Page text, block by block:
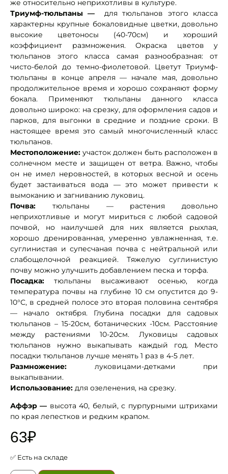
же относительно неприхотливы в культуре.
Триумф-тюльпаны —
для тюльпанов этого класса
характерны крупные бокаловидные цветки, довольно
высокие цветоносы (40-70см) и хороший
коэффициент размножения. Окраска цветов у
тюльпанов этого класса самая разнообразная: от
чисто-белой до темно-фиолетовой. Цветут Триумф-
тюльпаны в конце апреля — начале мая, довольно
продолжительное время и хорошо сохраняют форму
бокала. Применяют тюльпаны данного класса
довольно широко: на срезку, для оформления садов и
парков, для выгонки в средние и поздние сроки. В
настоящее время это самый многочисленный класс
тюльпанов.
Местоположение: участок должен быть расположен в
солнечном месте и защищен от ветра. Важно, чтобы
он не имел неровностей, в которых весной и осень
будет застаиваться вода — это может привести к
вымоканию и загниванию луковиц.
Почва: тюльпаны — растения довольно
неприхотливые и могут мириться с любой садовой
почвой, но наилучшей для них является рыхлая,
хорошо дренированная, умеренно увлажненная, т.е.
суглинистая и супесчаная почва с нейтральной или
слабощелочной реакцией. Тяжелую суглинистую
почву можно улучшить добавлением песка и торфа.
Посадка: тюльпаны высаживают осенью, когда
температура почвы на глубине 10 см опустится до 9-
10°С, в средней полосе это вторая половина сентября
— начало октября. Глубина посадки для садовых
тюльпанов – 15-20см, ботанических -10см. Расстояние
между растениями 10-20см. Луковицы садовых
тюльпанов нужно выкапывать каждый год. Место
посадки тюльпанов лучше менять 1 раз в 4-5 лет.
Размножение: луковицами-детками при
выкапывании.
Использование: для озеленения, на срезку.
Аффэр — высота 40, белый, с пурпурными штрихами
по края лепестков и редким крапом.
63₽
✅ Есть на складе